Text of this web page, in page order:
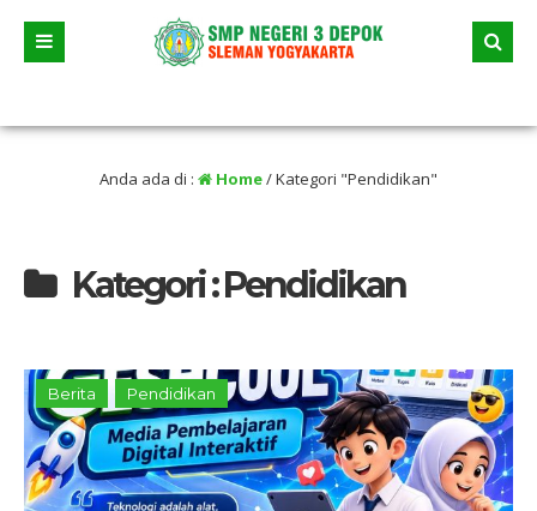
Anda ada di : Home/Kategori "Pendidikan"
Kategori : Pendidikan
Berita Pendidikan